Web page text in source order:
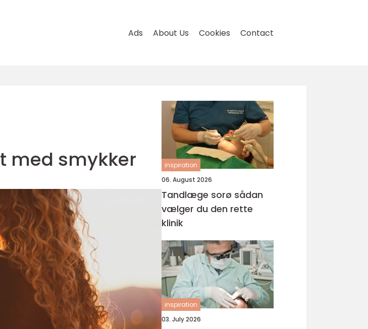
Ads About Us Cookies Contact
med smykker
inspiration
06. August 2026
Tandlæge sorø sådan
vælger du den rette
klinik
inspiration
03. July 2026